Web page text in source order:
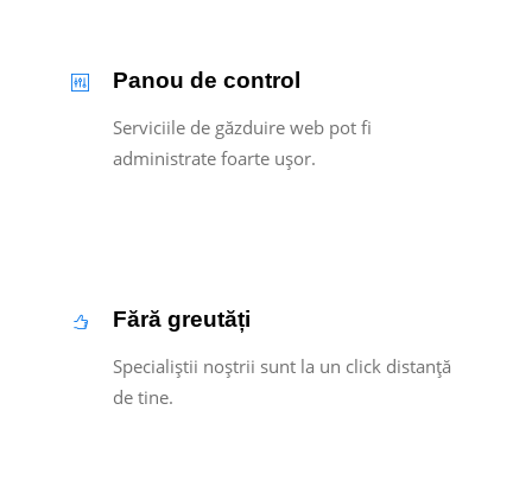
Panou de control
Serviciile de găzduire web pot fi
administrate foarte ușor.
Fără greutăți
Specialiștii noștrii sunt la un click distanță
de tine.